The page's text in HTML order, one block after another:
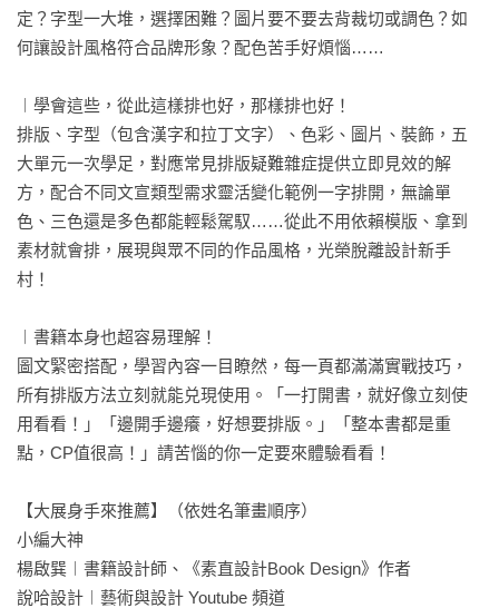
定？字型一大堆，選擇困難？圖片要不要去背裁切或調色？如
何讓設計風格符合品牌形象？配色苦手好煩惱……
︱學會這些，從此這樣排也好，那樣排也好！
排版、字型（包含漢字和拉丁文字）、色彩、圖片、裝飾，五
大單元一次學足，對應常見排版疑難雜症提供立即見效的解
方，配合不同文宣類型需求靈活變化範例一字排開，無論單
色、三色還是多色都能輕鬆駕馭……從此不用依賴模版、拿到
素材就會排，展現與眾不同的作品風格，光榮脫離設計新手
村！
︱書籍本身也超容易理解！
圖文緊密搭配，學習內容一目瞭然，每一頁都滿滿實戰技巧，
所有排版方法立刻就能兑現使用。「一打開書，就好像立刻使
用看看！」「邊開手邊癢，好想要排版。」「整本書都是重
點，CP值很高！」請苦惱的你一定要來體驗看看！
【大展身手來推薦】（依姓名筆畫順序）
小編大神
楊啟巽︱書籍設計師、《素直設計Book Design》作者
說哈設計︱藝術與設計 Youtube 頻道